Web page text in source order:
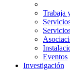
Trabaja
Eventos
Investigación